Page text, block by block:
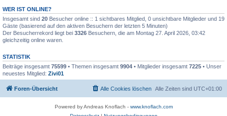
WER IST ONLINE?
Insgesamt sind 20 Besucher online :: 1 sichtbares Mitglied, 0 unsichtbare Mitglieder und 19
Gäste (basierend auf den aktiven Besuchern der letzten 5 Minuten)
Der Besucherrekord liegt bei 3326 Besuchern, die am Montag 27. April 2026, 03:42
gleichzeitig online waren.
STATISTIK
Beiträge insgesamt 75599 • Themen insgesamt 9904 • Mitglieder insgesamt 7225 • Unser
neuestes Mitglied: Zivi01
Foren-Übersicht Alle Zeiten sind UTC+01:00
Alle Cookies löschen
Powered by Andreas Knoflach - www.knoflach.com